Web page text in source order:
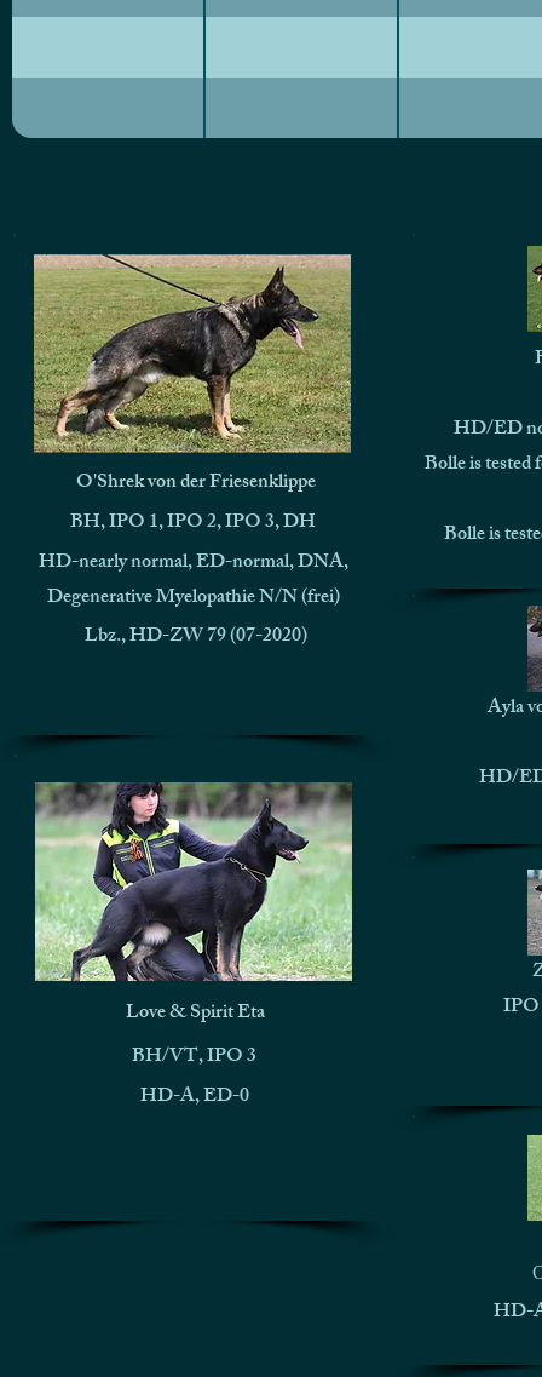
O'Shrek von der Friesenklippe
BH, IPO 1, IPO 2, IPO 3, DH
HD-nearly normal, ED-normal, DNA,
Degenerative Myelopathie N/N (frei)
Lbz., HD-ZW 79 (07-2020)
Love & Spirit Eta
BH/VT, IPO 3
HD-A, ED-0
HD/ED
Bolle is tested
Bolle is
Ayla
HD/
HD-